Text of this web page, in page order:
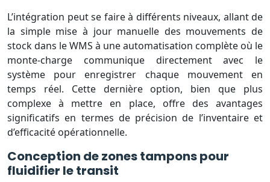
L’intégration peut se faire à différents niveaux, allant de
la simple mise à jour manuelle des mouvements de
stock dans le WMS à une automatisation complète où le
monte-charge communique directement avec le
système pour enregistrer chaque mouvement en
temps réel. Cette dernière option, bien que plus
complexe à mettre en place, offre des avantages
significatifs en termes de précision de l’inventaire et
d’efficacité opérationnelle.
Conception de zones tampons pour
fluidifier le transit